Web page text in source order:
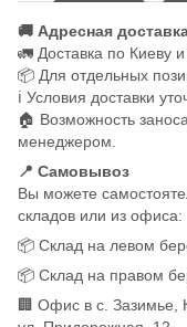
🚚 Адресная
🚛 Доставка по Киеву
📦 Для отдельных
ℹ️ Условия доставки
🏠 Возможность
менеджером.
📍 Самовывоз
Вы можете
складов или из офиса:
📦 Склад на левом
📦 Склад на правом
🏢 Офис в с. Зазимье,